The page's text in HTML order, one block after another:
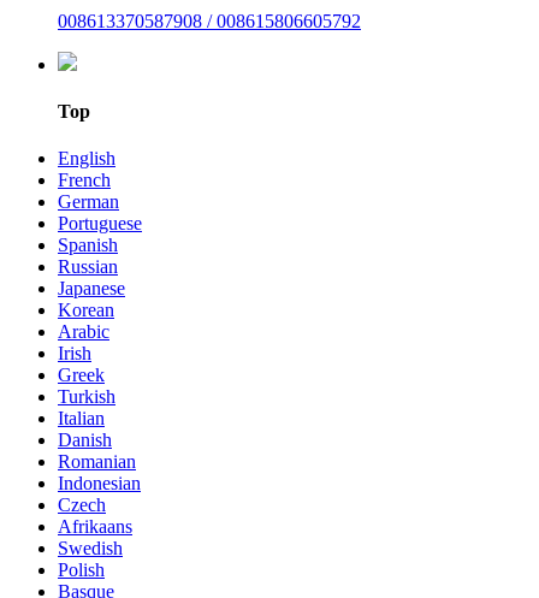
008613370587908 / 008615806605792
Top
English
French
German
Portuguese
Spanish
Russian
Japanese
Korean
Arabic
Irish
Greek
Turkish
Italian
Danish
Romanian
Indonesian
Czech
Afrikaans
Swedish
Polish
Basque